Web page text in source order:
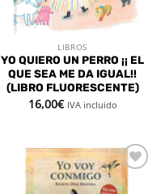
LIBROS
YO QUIERO UN PERRO ¡¡ EL
QUE SEA ME DA IGUAL!!
(LIBRO FLUORESCENTE)
16,00€ IVA incluido